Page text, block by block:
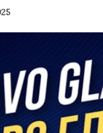
RH
02/08/2026
SRDOC: TKO